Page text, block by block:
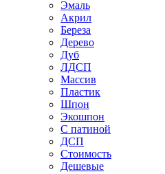
Эмаль
Акрил
Береза
Дерево
Дуб
ЛДСП
Массив
Пластик
Шпон
Экошпон
С патиной
ДСП
Стоимость
Дешевые